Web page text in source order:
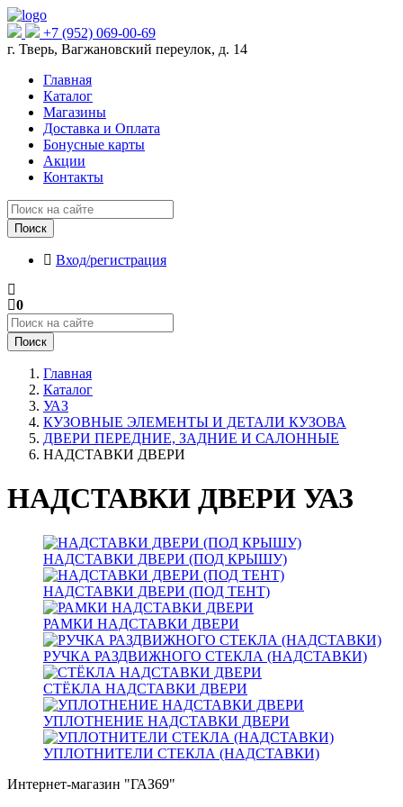
+7 (952) 069-00-69
г. Тверь, Вагжановский переулок, д. 14
Главная
Каталог
Магазины
Доставка и Оплата
Бонусные карты
Акции
Контакты
Поиск
Вход/регистрация
0
Поиск
Главная
Каталог
УАЗ
КУЗОВНЫЕ ЭЛЕМЕНТЫ И ДЕТАЛИ КУЗОВА
ДВЕРИ ПЕРЕДНИЕ, ЗАДНИЕ И САЛОННЫЕ
НАДСТАВКИ ДВЕРИ
НАДСТАВКИ ДВЕРИ УАЗ
НАДСТАВКИ ДВЕРИ (ПОД КРЫШУ)
НАДСТАВКИ ДВЕРИ (ПОД ТЕНТ)
РАМКИ НАДСТАВКИ ДВЕРИ
РУЧКА РАЗДВИЖНОГО СТЕКЛА (НАДСТАВКИ)
СТЁКЛА НАДСТАВКИ ДВЕРИ
УПЛОТНЕНИЕ НАДСТАВКИ ДВЕРИ
УПЛОТНИТЕЛИ СТЕКЛА (НАДСТАВКИ)
Интернет-магазин "ГАЗ69"